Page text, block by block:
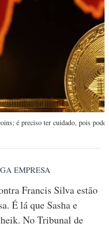
é preciso ter cuidado, pois pode
EMPRESA
Francis Silva estão
É lá que Sasha e
No Tribunal de